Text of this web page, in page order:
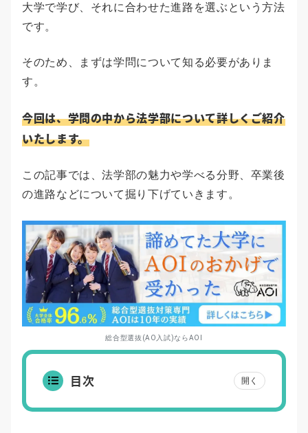
大学で学び、それに合わせた進路を選ぶという方法
です。
そのため、まずは学問について知る必要がありま
す。
今回は、学問の中から法学部について詳しくご紹介
いたします。
この記事では、法学部の魅力や学べる分野、卒業後
の進路などについて掘り下げていきます。
総合型選抜(AO入試)ならAOI
目次 開く